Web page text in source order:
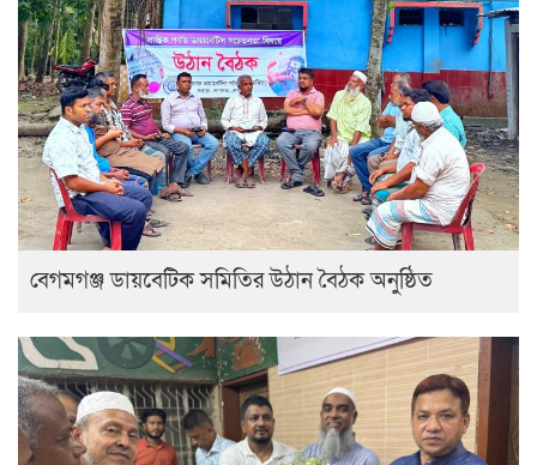
বেগমগঞ্জ ডায়বেটিক সমিতির উঠান বৈঠক অনুষ্ঠিত